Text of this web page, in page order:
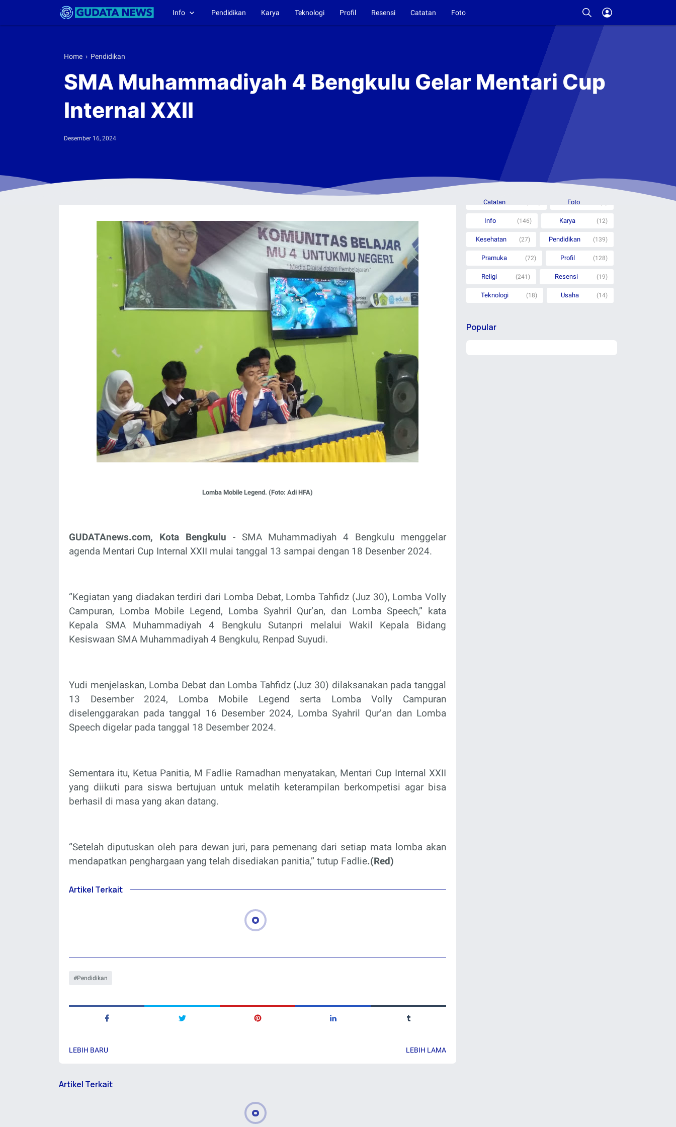
Info Pendidikan Karya Teknologi Profil Resensi Catatan Foto
Home › Pendidikan
SMA Muhammadiyah 4 Bengkulu Gelar Mentari Cup
Internal XXII
Desember 16, 2024
Lomba Mobile Legend. (Foto: Adi HFA)
GUDATAnews.com, Kota Bengkulu - SMA Muhammadiyah 4 Bengkulu menggelar
agenda Mentari Cup Internal XXII mulai tanggal 13 sampai dengan 18 Desenber 2024.
‘’Kegiatan yang diadakan terdiri dari Lomba Debat, Lomba Tahfidz (Juz 30), Lomba Volly
Campuran, Lomba Mobile Legend, Lomba Syahril Qur’an, dan Lomba Speech,’’ kata
Kepala SMA Muhammadiyah 4 Bengkulu Sutanpri melalui Wakil Kepala Bidang
Kesiswaan SMA Muhammadiyah 4 Bengkulu, Renpad Suyudi.
Yudi menjelaskan, Lomba Debat dan Lomba Tahfidz (Juz 30) dilaksanakan pada tanggal
13 Desember 2024, Lomba Mobile Legend serta Lomba Volly Campuran
diselenggarakan pada tanggal 16 Desember 2024, Lomba Syahril Qur’an dan Lomba
Speech digelar pada tanggal 18 Desember 2024.
Sementara itu, Ketua Panitia, M Fadlie Ramadhan menyatakan, Mentari Cup Internal XXII
yang diikuti para siswa bertujuan untuk melatih keterampilan berkompetisi agar bisa
berhasil di masa yang akan datang.
‘’Setelah diputuskan oleh para dewan juri, para pemenang dari setiap mata lomba akan
mendapatkan penghargaan yang telah disediakan panitia,’’ tutup Fadlie.(Red)
Artikel Terkait
Pendidikan
LEBIH BARU LEBIH LAMA
Artikel Terkait
Rubrik Berita
Catatan Foto
Info (146) Karya (12)
Kesehatan (27) Pendidikan (139)
Pramuka (72) Profil (128)
Religi (241) Resensi (19)
Teknologi (18) Usaha (14)
Popular